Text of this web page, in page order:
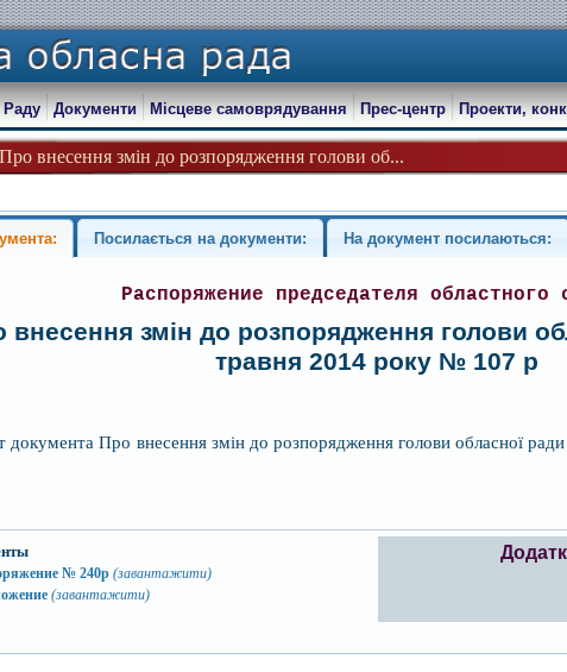
внесення змін до розпорядження голови об...
Документи Місцеве самоврядування Прес-центр Проекти,
Посилається на документи: На документ посилаються:
Распоряжение председателя областного
внесення змін до розпорядження голови
травня 2014 року № 107 р
документа Про внесення змін до розпорядження голови обласної
№ 240р (завантажити)
(завантажити)